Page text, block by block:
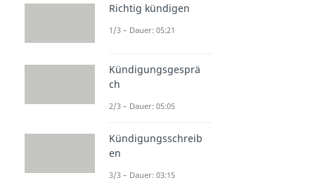
Richtig kündigen
1/3 – Dauer: 05:21
Kündigungsgesprä
ch
2/3 – Dauer: 05:05
Kündigungsschreib
en
3/3 – Dauer: 03:15